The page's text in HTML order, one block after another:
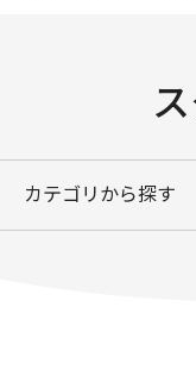
カテゴリから探す